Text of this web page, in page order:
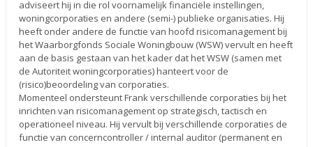
adviseert hij in die rol voornamelijk financiële instellingen,
woningcorporaties en andere (semi-) publieke organisaties. Hij
heeft onder andere de functie van hoofd risicomanagement bij
het Waarborgfonds Sociale Woningbouw (WSW) vervult en heeft
aan de basis gestaan van het kader dat het WSW (samen met
de Autoriteit woningcorporaties) hanteert voor de
(risico)beoordeling van corporaties.
Momenteel ondersteunt Frank verschillende corporaties bij het
inrichten van risicomanagement op strategisch, tactisch en
operationeel niveau. Hij vervult bij verschillende corporaties de
functie van concerncontroller / internal auditor (permanent en